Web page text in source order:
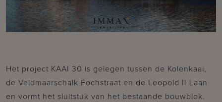
Het project KAAI 30 is gelegen tussen de Kolenkaai,
de Veldmaarschalk Fochstraat en de Leopold II Laan
en vormt het sluitstuk van het bestaande bouwblok.